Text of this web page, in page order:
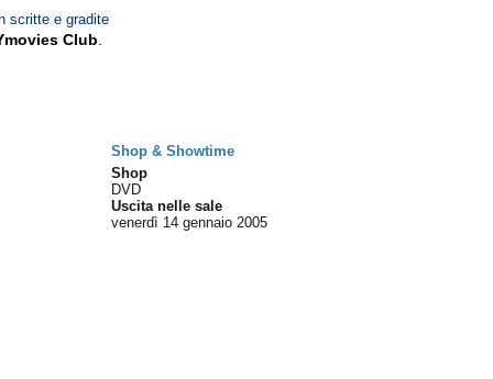
scritte e gradite
Club
Shop & Showtime
Shop
DVD
Uscita nelle sale
venerdì 14 gennaio 2005